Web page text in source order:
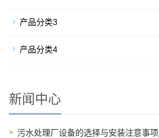
产品分类3
产品分类4
新闻中心
污水处理厂设备的选择与安装注意事项